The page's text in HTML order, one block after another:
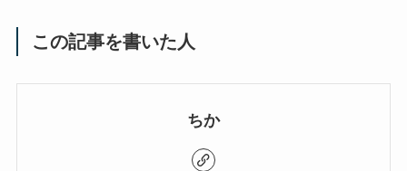
この記事を書いた人
ちか